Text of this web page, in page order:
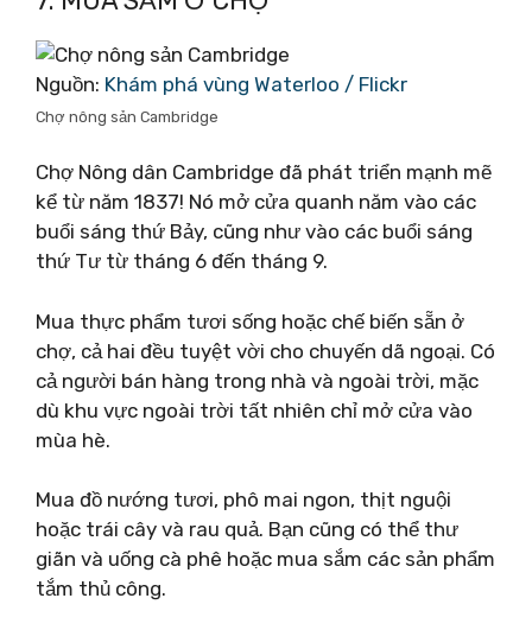
Nguồn: Khám phá vùng Waterloo / Flickr
Chợ nông sản Cambridge
Chợ Nông dân Cambridge đã phát triển mạnh mẽ
kể từ năm 1837! Nó mở cửa quanh năm vào các
buổi sáng thứ Bảy, cũng như vào các buổi sáng
thứ Tư từ tháng 6 đến tháng 9.
Mua thực phẩm tươi sống hoặc chế biến sẵn ở
chợ, cả hai đều tuyệt vời cho chuyến dã ngoại. Có
cả người bán hàng trong nhà và ngoài trời, mặc
dù khu vực ngoài trời tất nhiên chỉ mở cửa vào
mùa hè.
Mua đồ nướng tươi, phô mai ngon, thịt nguội
hoặc trái cây và rau quả. Bạn cũng có thể thư
giãn và uống cà phê hoặc mua sắm các sản phẩm
tắm thủ công.